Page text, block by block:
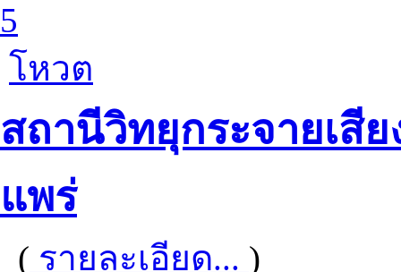
5
โหวต
สถานีวิทยุกระจายเสี
แพร่
( รายละเอียด... )